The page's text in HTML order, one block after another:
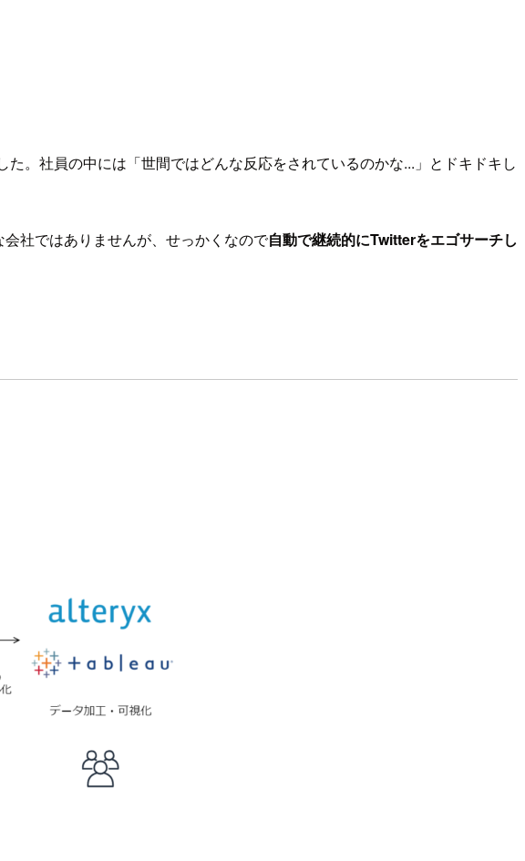
。社員の中には「世間ではどんな反応をされているのかな...」とドキドキし
社ではありませんが、せっかくなので自動で継続的にTwitterをエゴサーチし